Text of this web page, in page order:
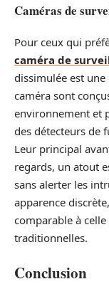
Caméras de
Pour ceux qui
caméra de
dissimulée est
caméra sont
environnement et
des détecteurs de
Leur principal
regards, un atout
sans alerter les
apparence
comparable à
traditionnelles.
Conclusion